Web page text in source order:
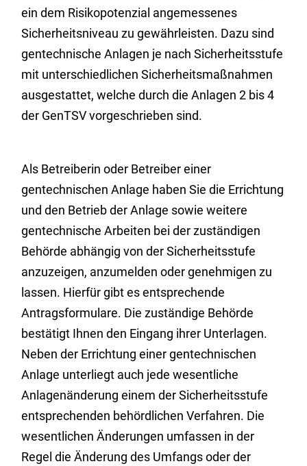
ein dem Risikopotenzial angemessenes
Sicherheitsniveau zu gewährleisten. Dazu sind
gentechnische Anlagen je nach Sicherheitsstufe
mit unterschiedlichen Sicherheitsmaßnahmen
ausgestattet, welche durch die Anlagen 2 bis 4
der GenTSV vorgeschrieben sind.
Als Betreiberin oder Betreiber einer
gentechnischen Anlage haben Sie die Errichtung
und den Betrieb der Anlage sowie weitere
gentechnische Arbeiten bei der zuständigen
Behörde abhängig von der Sicherheitsstufe
anzuzeigen, anzumelden oder genehmigen zu
lassen. Hierfür gibt es entsprechende
Antragsformulare. Die zuständige Behörde
bestätigt Ihnen den Eingang ihrer Unterlagen.
Neben der Errichtung einer gentechnischen
Anlage unterliegt auch jede wesentliche
Anlagenänderung einem der Sicherheitsstufe
entsprechenden behördlichen Verfahren. Die
wesentlichen Änderungen umfassen in der
Regel die Änderung des Umfangs oder der